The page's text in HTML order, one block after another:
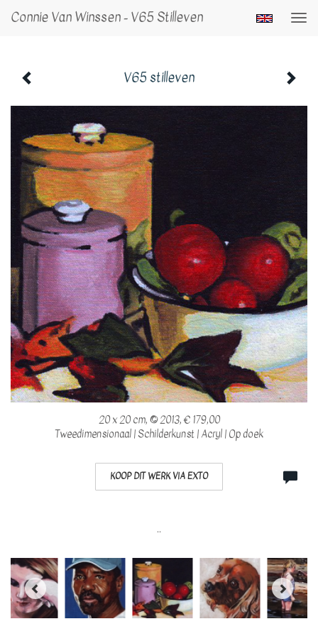
Connie Van Winssen - V65 Stilleven
V65 stilleven
20 x 20 cm, © 2013, € 179,00
Tweedimensionaal | Schilderkunst | Acryl | Op doek
KOOP DIT WERK VIA EXTO
..